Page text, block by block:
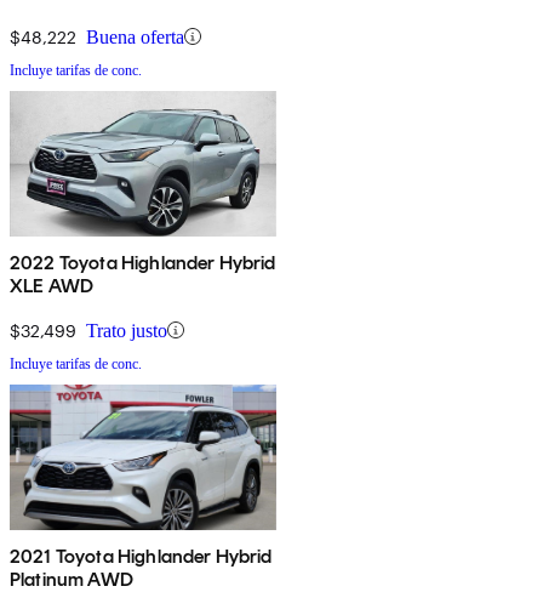
$48,222 Buena oferta
Incluye tarifas de conc.
2022 Toyota Highlander Hybrid
XLE AWD
$32,499 Trato justo
Incluye tarifas de conc.
2021 Toyota Highlander Hybrid
Platinum AWD